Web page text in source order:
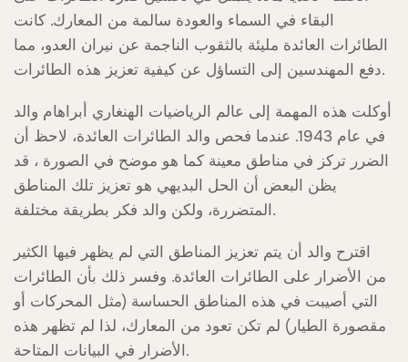
البقاء في السماء والعودة سالمة من المعارك. كانت
الطائرات العائدة مليئة بالثقوب الناجمة عن نيران العدو، مما
دفع المهندسين إلى التساؤل عن كيفية تعزيز هذه الطائرات.
أوكلت هذه المهمة إلى عالم الرياضيات الهنغاري أبراهام والد
في عام 1943. عندما فحص والد الطائرات العائدة، لاحظ أن
الضرر تركز في مناطق معينة كما هو موضح في الصورة ، قد
يظن البعض أن الحل البديهي هو تعزيز تلك المناطق
المتضررة، ولكن والد فكر بطريقة مختلفة.
اقترح والد أن يتم تعزيز المناطق التي لم يظهر فيها الكثير
من الأضرار على الطائرات العائدة. وفسر ذلك بأن الطائرات
التي أصيبت في هذه المناطق الحساسة (مثل المحركات أو
مقصورة الطيار) لم تكن تعود من المعارك، لذا لم تظهر هذه
الأضرار في البيانات المتاحة.